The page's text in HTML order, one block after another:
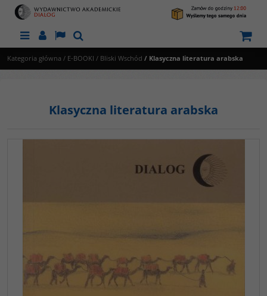
MenuPanelLangSzukaj
Kategoria główna / E-BOOKI / Bliski Wschód / Klasyczna literatura arabska
Klasyczna literatura arabska